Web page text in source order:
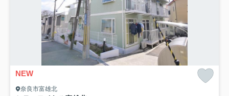
NEW
奈良市富雄北